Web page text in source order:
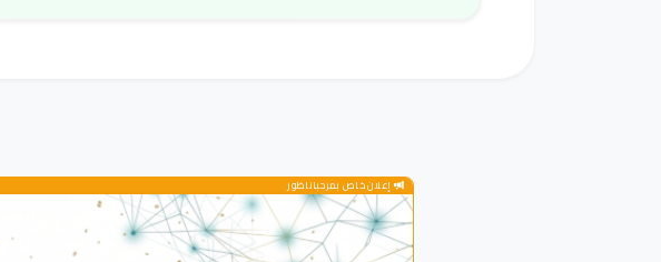
إعلان خاص بمرحباناظور